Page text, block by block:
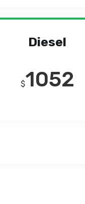
Diesel
$1052